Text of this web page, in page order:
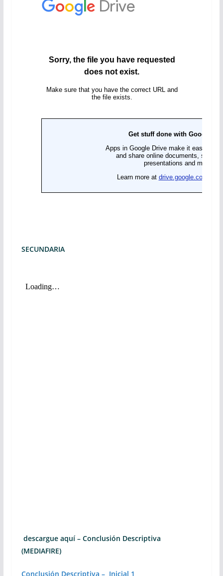
SECUNDARIA
descargue aquí – Conclusión Descriptiva
(MEDIAFIRE)
Conclusión Descriptiva – Inicial 1